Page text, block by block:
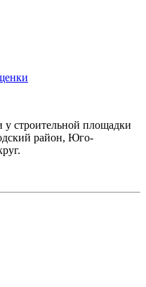
строительной площадки
район, Юго-